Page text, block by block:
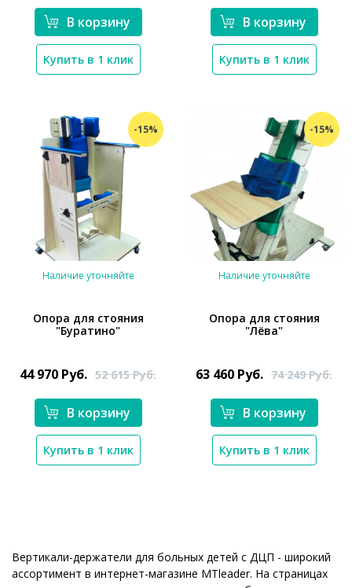
В корзину
Купить в 1 клик
В корзину
Купить в 1 клик
-15%
Наличие уточняйте
Опора для стояния
"Буратино"
44 970 Руб. 52 615Руб.
В корзину
Купить в 1 клик
-15%
Наличие уточняйте
Опора для стояния
"Лёва"
63 460 Руб. 74 249Руб.
В корзину
Купить в 1 клик
Вертикали-держатели для больных детей с ДЦП - широкий
ассортимент в интернет-магазине MTleader. На страницах